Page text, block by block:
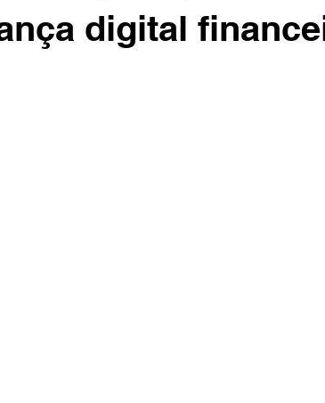
digital